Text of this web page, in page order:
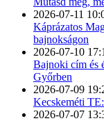
2026-07-11
Káprázatos
bajnokságon
2026-07-10
Bajnoki cím és
Győrben
2026-07-09
Kecskeméti
2026-07-07